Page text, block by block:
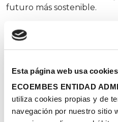
Esta página web usa cookies
ECOEMBES ENTIDAD
utiliza cookies propias y de
navegación por nuestro sitio
futuro más sostenible.
Como reconocimiento a la
centros educativos,
materiales educativos
Los afortunados han sido el
Cruz
, de Baeza, y el
Madrid. Ambos centros
de la Semana Redonda